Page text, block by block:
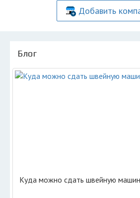
Добавить
Блог
Куда можно сдать швейную